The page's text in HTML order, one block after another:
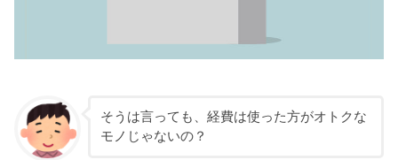
そうは言っても、経費は使った方がオトクな
モノじゃないの？